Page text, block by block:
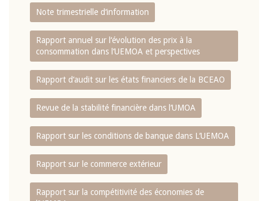
Note trimestrielle d‘information
Rapport annuel sur l‘évolution des prix à la
consommation dans l‘UEMOA et perspectives
Rapport d‘audit sur les états financiers de la BCEAO
Revue de la stabilité financière dans l‘UMOA
Rapport sur les conditions de banque dans L‘UEMOA
Rapport sur le commerce extérieur
Rapport sur la compétitivité des économies de